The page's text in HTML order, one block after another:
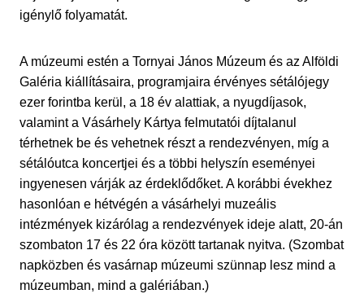
igénylő folyamatát.
A múzeumi estén a Tornyai János Múzeum és az Alföldi
Galéria kiállításaira, programjaira érvényes sétálójegy
ezer forintba kerül, a 18 év alattiak, a nyugdíjasok,
valamint a Vásárhely Kártya felmutatói díjtalanul
térhetnek be és vehetnek részt a rendezvényen, míg a
sétálóutca koncertjei és a többi helyszín eseményei
ingyenesen várják az érdeklődőket. A korábbi évekhez
hasonlóan e hétvégén a vásárhelyi muzeális
intézmények kizárólag a rendezvények ideje alatt, 20-án
szombaton 17 és 22 óra között tartanak nyitva. (Szombat
napközben és vasárnap múzeumi szünnap lesz mind a
múzeumban, mind a galériában.)